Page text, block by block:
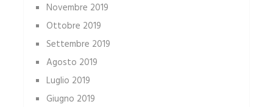
Novembre 2019
Ottobre 2019
Settembre 2019
Agosto 2019
Luglio 2019
Giugno 2019